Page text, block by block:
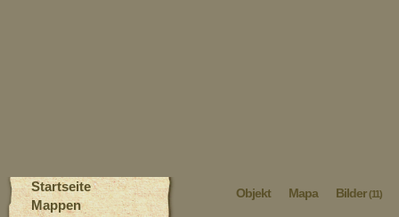
Objekt Mapa Bilder(11)
Startseite
Mappen